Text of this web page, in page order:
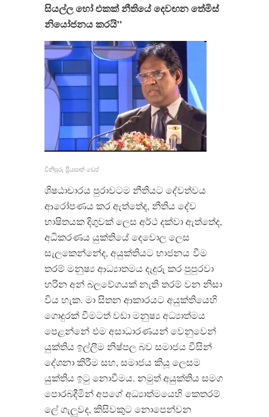
සියල්ලහෝඑකක්නීතියේදෙවඟනතේමිස්
නියෝජනයකරයි”
විනිසුරු ප්‍රියසාත් ඩෙප්
ශිෂඨාචාරය පුරාවටම නීතියට දේවත්වය
ආරෝපණය කර ඇත්තේද, නීතිය දේව
භාෂිතයක දිගුවක් ලෙස අර්ථ දක්වා ඇත්තේද,
අධිකරණය යුක්තියේ දෙවොල ලෙස
සැලකෙන්නේද, අයුක්තියට භාජනය වීම
තරම් මනුෂ්‍ය ආධ්‍යාතමය දැදුරු කර පුපුරවා
හරින අන් බලවේගයක් නැති තරම් වන නිසා
විය හැක. මා සිතන ආකාරයට අයුක්තියෙහි
ගොදුරක් වීමටත් වඩා මනුෂ්‍ය අධ්‍යාත්මය
පෙළන්නේ එම අසාධාරණයන් වෙනුවෙන්
යුක්තිය ඉල්ලීම නිෂ්පල බව සමාජය වීසින්
දේශනා කිරීම සහ, සමාජය කියූ ලෙසම
යුක්තිය ඉටු නොවීමය. නමුත් අයුක්තිය සමග
පොරබදීමින් අපගේ අධ්‍යාත්මයෙහි කෙතරම්
ලේ ගැලුවද, කිසිවකුට නොපෙන්වන